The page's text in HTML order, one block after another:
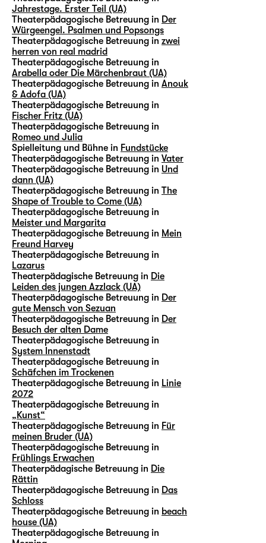
Jahrestage. Erster Teil (UA)
Theaterpädagogische Betreuung in Der
Würgeengel. Psalmen und Popsongs
Theaterpädagogische Betreuung in zwei
herren von real madrid
Theaterpädagogische Betreuung in
Arabella oder Die Märchenbraut (UA)
Theaterpädagogische Betreuung in Anouk
& Adofa (UA)
Theaterpädagogische Betreuung in
Fischer Fritz (UA)
Theaterpädagogische Betreuung in
Romeo und Julia
Spielleitung und Bühne in Fundstücke
Theaterpädagogische Betreuung in Vater
Theaterpädagogische Betreuung in Und
dann (UA)
Theaterpädagogische Betreuung in The
Shape of Trouble to Come (UA)
Theaterpädagogische Betreuung in
Meister und Margarita
Theaterpädagogische Betreuung in Mein
Freund Harvey
Theaterpädagogische Betreuung in
Lazarus
Theaterpädagische Betreuung in Die
Leiden des jungen Azzlack (UA)
Theaterpädagogische Betreuung in Der
gute Mensch von Sezuan
Theaterpädagogische Betreuung in Der
Besuch der alten Dame
Theaterpädagogische Betreuung in
System Innenstadt
Theaterpädagogische Betreuung in
Schäfchen im Trockenen
Theaterpädagogische Betreuung in Linie
2072
Theaterpädagogische Betreuung in
„Kunst“
Theaterpädagogische Betreuung in Für
meinen Bruder (UA)
Theaterpädagogische Betreuung in
Frühlings Erwachen
Theaterpädagische Betreuung in Die
Rättin
Theaterpädagogische Betreuung in Das
Schloss
Theaterpädagogische Betreuung in beach
house (UA)
Theaterpädagogische Betreuung in